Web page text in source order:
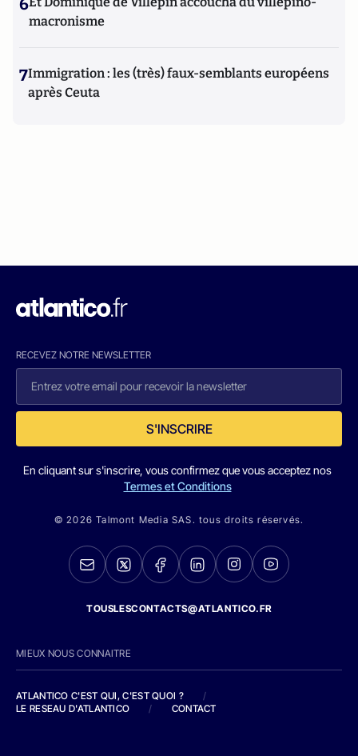
6
macronisme
7Immigration : les (très) faux-semblants européens
après Ceuta
RECEVEZ NOTRE NEWSLETTER
S'INSCRIRE
En cliquant sur s'inscrire, vous confirmez que vous acceptez nos
Termes et Conditions
© 2026 Talmont Media SAS. tous droits réservés.
TOUSLESCONTACTS@ATLANTICO.FR
MIEUX NOUS CONNAITRE
ATLANTICO C'EST QUI, C'EST QUOI ?
/
LE RESEAU D'ATLANTICO
/ CONTACT